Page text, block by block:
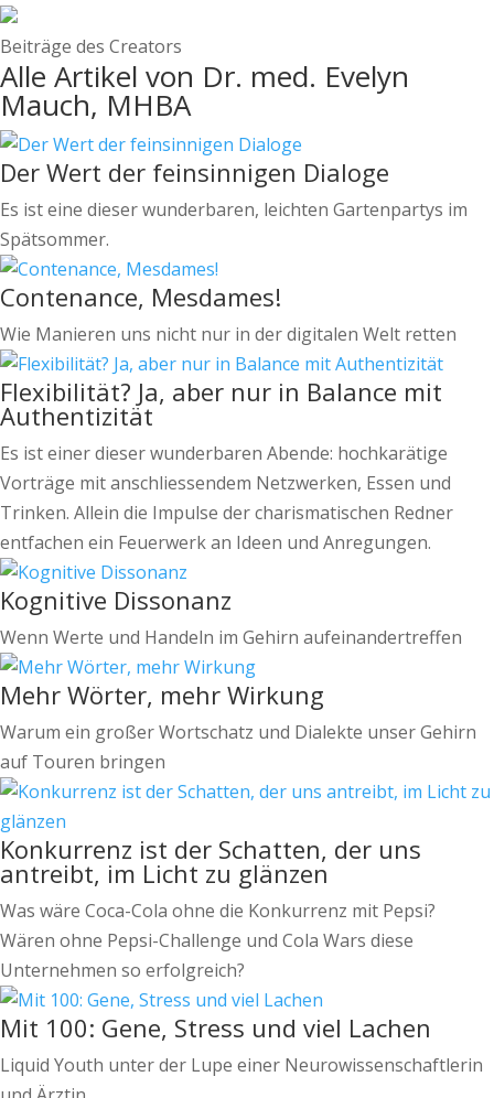
Beiträge des Creators
Alle Artikel von Dr. med. Evelyn
Mauch, MHBA
Der Wert der feinsinnigen Dialoge
Es ist eine dieser wunderbaren, leichten Gartenpartys im
Spätsommer.
Contenance, Mesdames!
Wie Manieren uns nicht nur in der digitalen Welt retten
Flexibilität? Ja, aber nur in Balance mit
Authentizität
Es ist einer dieser wunderbaren Abende: hochkarätige
Vorträge mit anschliessendem Netzwerken, Essen und
Trinken. Allein die Impulse der charismatischen Redner
entfachen ein Feuerwerk an Ideen und Anregungen.
Kognitive Dissonanz
Wenn Werte und Handeln im Gehirn aufeinandertreffen
Mehr Wörter, mehr Wirkung
Warum ein großer Wortschatz und Dialekte unser Gehirn
auf Touren bringen
Konkurrenz ist der Schatten, der uns
antreibt, im Licht zu glänzen
Was wäre Coca-Cola ohne die Konkurrenz mit Pepsi?
Wären ohne Pepsi-Challenge und Cola Wars diese
Unternehmen so erfolgreich?
Mit 100: Gene, Stress und viel Lachen
Liquid Youth unter der Lupe einer Neurowissenschaftlerin